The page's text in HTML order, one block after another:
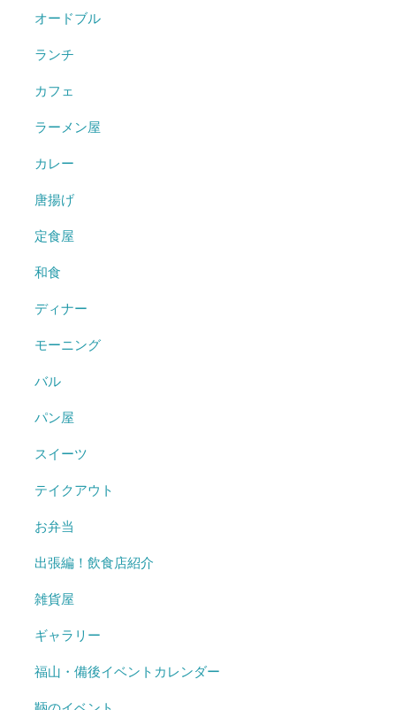
オードブル
ランチ
カフェ
ラーメン屋
カレー
唐揚げ
定食屋
和食
ディナー
モーニング
バル
パン屋
スイーツ
テイクアウト
お弁当
出張編！飲食店紹介
雑貨屋
ギャラリー
福山・備後イベントカレンダー